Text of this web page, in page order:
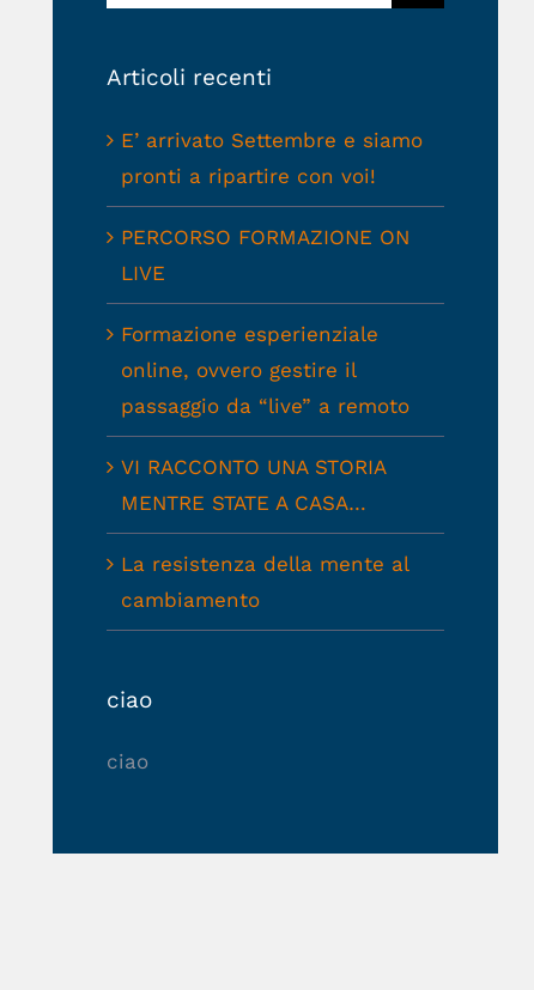
per:
Articoli recenti
E’ arrivato Settembre e siamo
pronti a ripartire con voi!
PERCORSO FORMAZIONE ON
LIVE
Formazione esperienziale
online, ovvero gestire il
passaggio da “live” a remoto
VI RACCONTO UNA STORIA
MENTRE STATE A CASA…
La resistenza della mente al
cambiamento
ciao
ciao